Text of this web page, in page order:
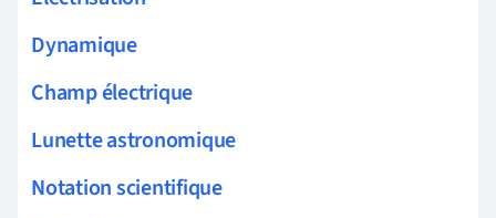
Dynamique
Champ électrique
Lunette astronomique
Notation scientifique